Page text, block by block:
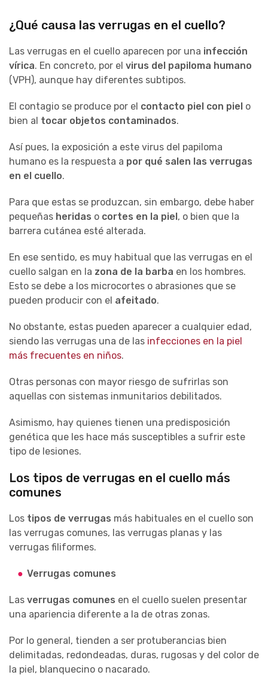
¿Qué causa las verrugas en el cuello?
Las verrugas en el cuello aparecen por una infección
vírica. En concreto, por el virus del papiloma humano
(VPH), aunque hay diferentes subtipos.
El contagio se produce por el contacto piel con piel o
bien al tocar objetos contaminados.
Así pues, la exposición a este virus del papiloma
humano es la respuesta a por qué salen las verrugas
en el cuello.
Para que estas se produzcan, sin embargo, debe haber
pequeñas heridas o cortes en la piel, o bien que la
barrera cutánea esté alterada.
En ese sentido, es muy habitual que las verrugas en el
cuello salgan en la zona de la barba en los hombres.
Esto se debe a los microcortes o abrasiones que se
pueden producir con el afeitado.
No obstante, estas pueden aparecer a cualquier edad,
siendo las verrugas una de las infecciones en la piel
más frecuentes en niños.
Otras personas con mayor riesgo de sufrirlas son
aquellas con sistemas inmunitarios debilitados.
Asimismo, hay quienes tienen una predisposición
genética que les hace más susceptibles a sufrir este
tipo de lesiones.
Los tipos de verrugas en el cuello más
comunes
Los tipos de verrugas más habituales en el cuello son
las verrugas comunes, las verrugas planas y las
verrugas filiformes.
Verrugas comunes
Las verrugas comunes en el cuello suelen presentar
una apariencia diferente a la de otras zonas.
Por lo general, tienden a ser protuberancias bien
delimitadas, redondeadas, duras, rugosas y del color de
la piel, blanquecino o nacarado.